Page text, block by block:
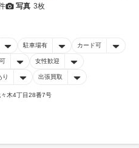
写真 3枚
駐車場有 カード可
女性歓迎
り 出張買取
木4丁目28番7号